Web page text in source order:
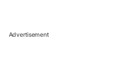
Advertisement